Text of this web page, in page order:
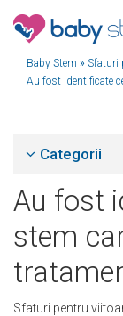
Baby Stem » Sfaturi
Au fost identificate
Categorii
Au fost
stem
Sfaturi pentru